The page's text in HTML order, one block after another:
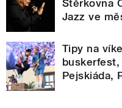
Štěrkovna
Jazz ve
Tipy na
buskerfest,
Pejskiáda,